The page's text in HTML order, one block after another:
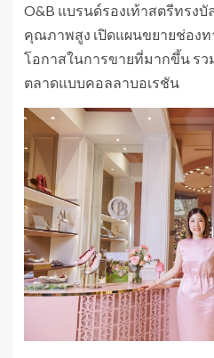
O&B แบรนด์รองเท้าสตรีทรง
คุณภาพสูง เปิดแผนขยายช่องท
โอกาสในการขายที่มากขึ้น รว
ตลาดแบบคอลลาบอเรชัน